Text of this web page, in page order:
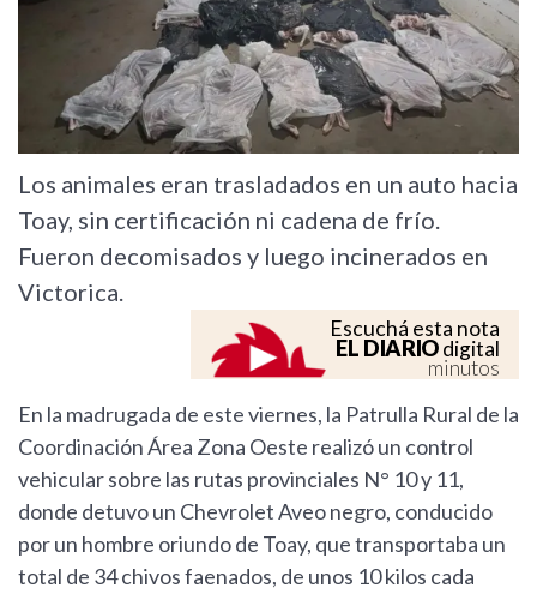
Los animales eran trasladados en un auto hacia
Toay, sin certificación ni cadena de frío.
Fueron decomisados y luego incinerados en
Victorica.
Escuchá esta nota
EL DIARIOdigital
minutos
En la madrugada de este viernes, la Patrulla Rural de la
Coordinación Área Zona Oeste realizó un control
vehicular sobre las rutas provinciales N° 10 y 11,
donde detuvo un Chevrolet Aveo negro, conducido
por un hombre oriundo de Toay, que transportaba un
total de 34 chivos faenados, de unos 10 kilos cada